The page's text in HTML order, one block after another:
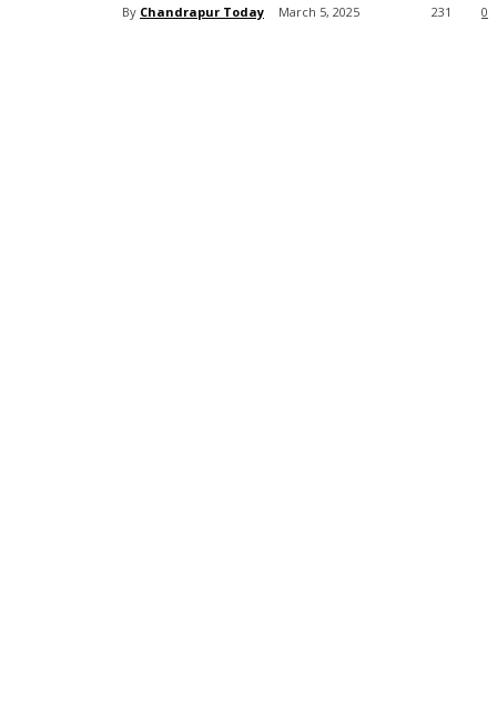
By Chandrapur Today March 5, 2025 0
231